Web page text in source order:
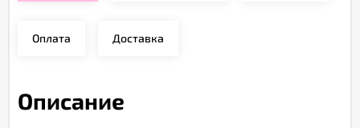
Оплата Доставка
Описание